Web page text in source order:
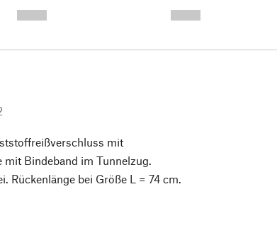
mit
mit Bindeband im Tunnelzug.
Rückenlänge bei Größe L = 74 cm.